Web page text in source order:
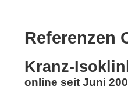
Referenzen
Kranz-
online seit Juni